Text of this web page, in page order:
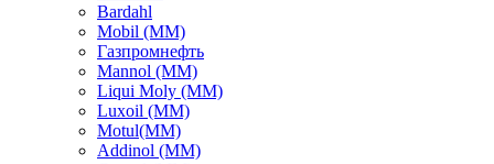
Bardahl
Mobil (ММ)
Газпромнефть
Mannol (ММ)
Liqui Moly (ММ)
Luxoil (ММ)
Motul(ММ)
Addinol (ММ)